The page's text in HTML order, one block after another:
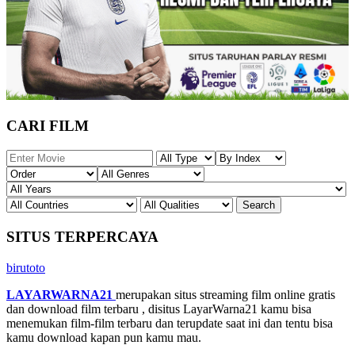
CARI FILM
SITUS TERPERCAYA
birutoto
LAYARWARNA21 merupakan situs streaming film online gratis
dan download film terbaru , disitus LayarWarna21 kamu bisa
menemukan film-film terbaru dan terupdate saat ini dan tentu bisa
kamu download kapan pun kamu mau.